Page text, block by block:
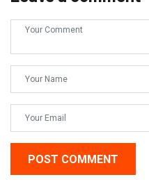
POST COMMENT